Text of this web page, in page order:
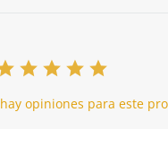
opiniones para este